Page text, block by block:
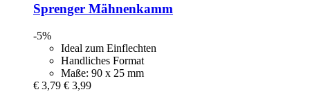
Sprenger Mähnenkamm
-5%
Ideal zum Einflechten
Handliches Format
Maße: 90 x 25 mm
€ 3,79 € 3,99